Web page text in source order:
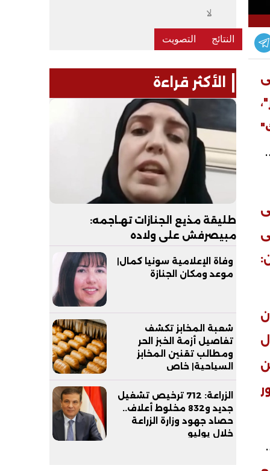
لا
الأكثر قراءة
طليقة مذيع الجنازات تهـاجمه:
مبيصرفش على ولاده
وفاة الإعلامية سونيا كمال|
موعد ومكان الجنازة
شعبة المخابز تكشف
تفاصيل أزمة الخبز الحر
ومطالب تقنين المخابز
السياحية| خاص
الزراعة: 712 ترخيص تشغيل
جديد و832 مخلوط أعلاف..
حصاد جهود وزارة الزراعة
خلال يوليو